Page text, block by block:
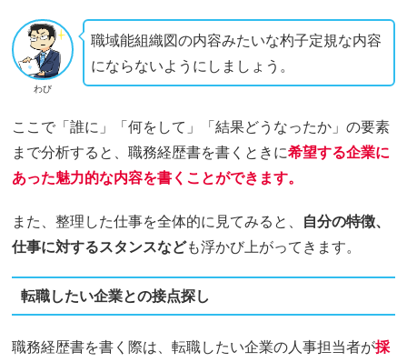
わび
職域能組織図の内容みたいな杓子定規な内容
にならないようにしましょう。
ここで「誰に」「何をして」「結果どうなったか」の要素
まで分析すると、職務経歴書を書くときに希望する企業に
あった魅力的な内容を書くことができます。
また、整理した仕事を全体的に見てみると、 自分の特徴、
仕事に対するスタンスなども浮かび上がってきます。
転職したい企業との接点探し
職務経歴書を書く際は、転職したい企業の人事担当者が採